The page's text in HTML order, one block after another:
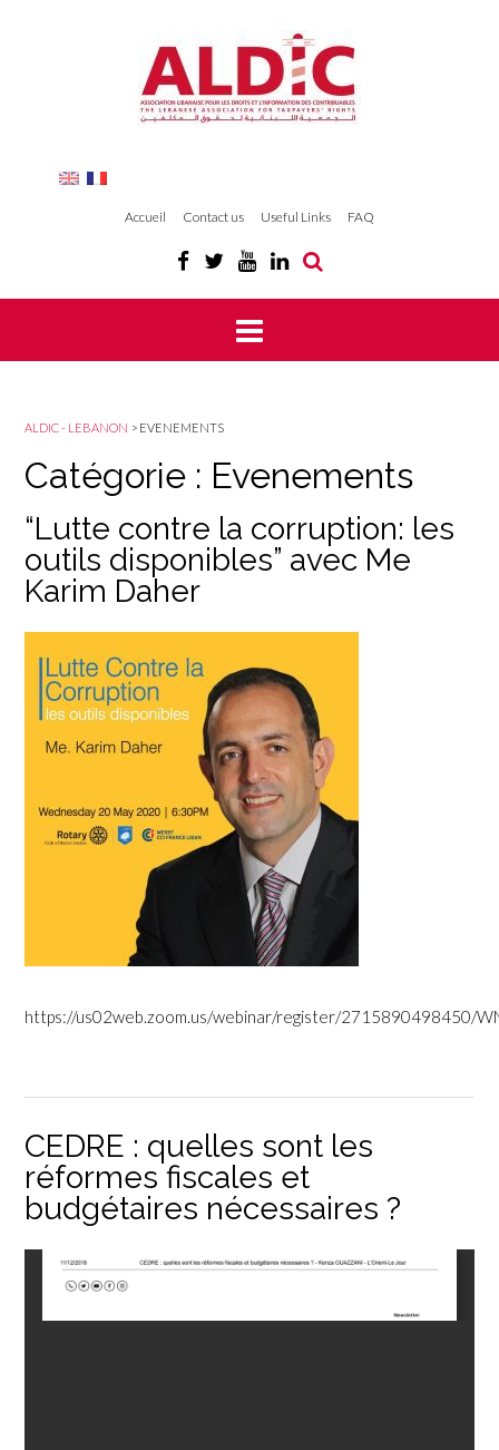
Accueil Contact us Useful Links FAQ
ALDIC - LEBANON > EVENEMENTS
Catégorie : Evenements
“Lutte contre la corruption: les
outils disponibles” avec Me
Karim Daher
https://us02web.zoom.us/webinar/register/2715890498450/
CEDRE : quelles sont les
réformes fiscales et
budgétaires nécessaires ?